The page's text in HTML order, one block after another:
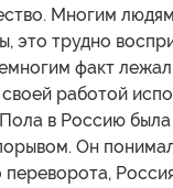
Многим
это трудно
факт
работой
в Россию
Он
переворота,